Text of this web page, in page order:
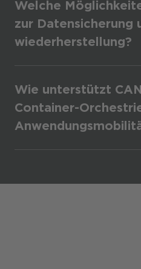
Welche
zur Datensicherung
wiederherstellung?
Wie unterstützt
Container-